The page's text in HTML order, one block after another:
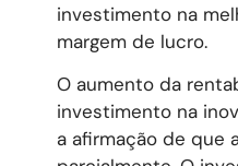
investimento na
margem de lucro.
O aumento da
investimento na
a afirmação de que